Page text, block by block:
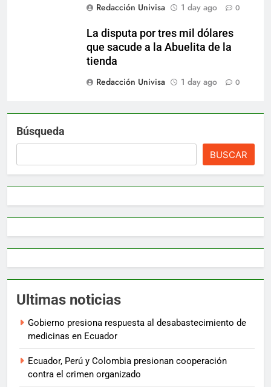
Redacción Univisa
1 day ago 0
La disputa por tres mil dólares
que sacude a la Abuelita de la
tienda
Redacción Univisa
1 day ago 0
Búsqueda
BUSCAR
Ultimas noticias
Gobierno presiona respuesta al desabastecimiento de
medicinas en Ecuador
Ecuador, Perú y Colombia presionan cooperación
contra el crimen organizado